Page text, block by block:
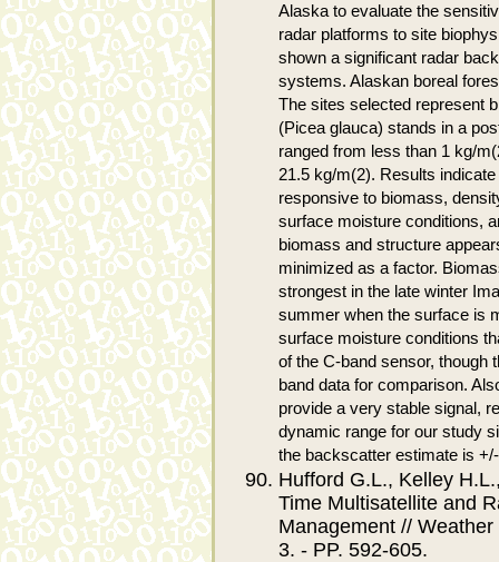
Alaska to evaluate the
radar platforms to site
shown a significant radar
systems. Alaskan boreal
The sites selected represent
(Picea glauca) stands in a
ranged from less than 1 kg/
21.5 kg/m(2). Results
responsive to biomass,
surface moisture conditions,
biomass and structure
minimized as a factor.
strongest in the late winter
summer when the surface is
surface moisture conditions
of the C-band sensor, though
band data for comparison.
provide a very stable signal,
dynamic range for our study
the backscatter estimate is
Hufford G.L., Kelley
Time Multisatellite and
Management //
3. - PP. 592-605.